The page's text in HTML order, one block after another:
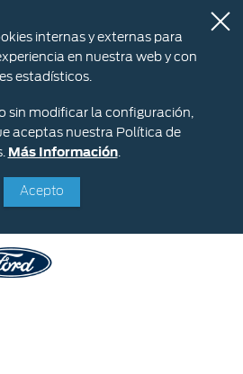
internas y externas para
en nuestra web y con
estadísticos.
sin modificar la configuración,
aceptas nuestra Política de
Más Información.
Acepto